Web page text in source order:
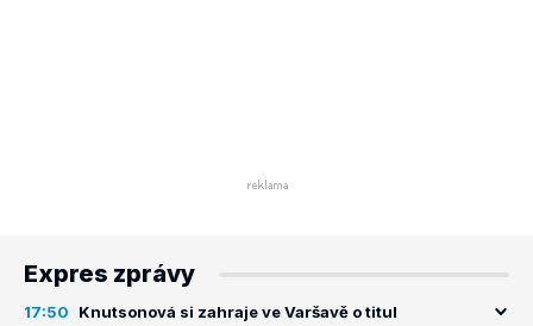
Expres zprávy
17:50 Knutsonová si zahraje ve Varšavě o titul